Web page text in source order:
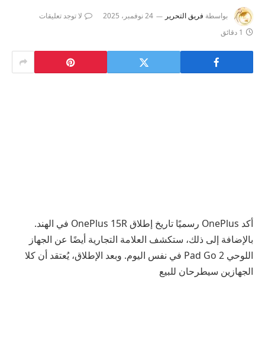
بواسطة فريق التحرير 24 نوفمبر، 2025
لا توجد تعليقات
1 دقائق
أكد OnePlus رسميًا تاريخ إطلاق OnePlus 15R في الهند.
بالإضافة إلى ذلك، ستكشف العلامة التجارية أيضًا عن الجهاز
اللوحي Pad Go 2 في نفس اليوم. وبعد الإطلاق، يُعتقد أن كلا
الجهازين سيطرحان للبيع